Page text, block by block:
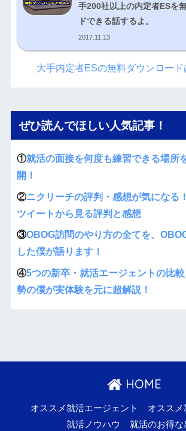
手200社以上の内定者ESを
ドできる話するよ。
2017.11.13
大手内定者ESの無料ダウンロード
ぜひ読んでほしい人気記事！
①就活の面接を何度も練習できる場所
開！
②ニクリーチの評判・感想が気になる
ツイートから見る評判と感想
③OBOG訪問のやり方の全てを、
した僕が語ります！
④5つの新卒・就活エージェントの比
勢の僕が実体験を元に超解説！
HOME
オススメ就活エージェント
オススメ
就活ノウハウ
就活のお得な